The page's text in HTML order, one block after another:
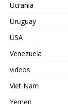
Ucrania
Uruguay
USA
Venezuela
videos
Viet Nam
Yemen